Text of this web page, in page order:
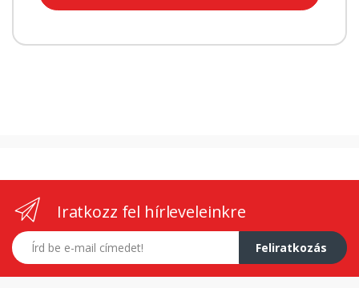
Iratkozz fel hírleveleinkre
E-mail címed
Feliratkozás